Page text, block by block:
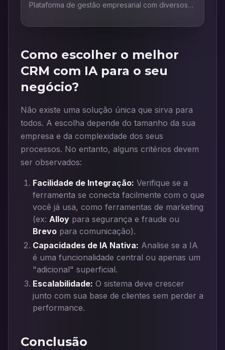
Plataforma de gestão empresarial com diversos
Como escolher o melhor
CRM com IA para o seu
negócio?
Não existe uma solução única que sirva para
todos. A escolha depende do tamanho da sua
empresa e da complexidade dos seus
processos. No entanto, alguns critérios devem
ser observados:
Facilidade de Integração: Verifique se a
ferramenta se conecta facilmente com o que
você já usa, como ferramentas de marketing
(ex: Alloy para segurança e fraude ou
Brevo para comunicação).
Capacidades de IA Nativa: Analise se a IA
é uma funcionalidade central ou apenas um
"adicional" superficial.
Escalabilidade: O sistema deve crescer
junto com sua base de clientes sem perder a
performance.
Conclusão